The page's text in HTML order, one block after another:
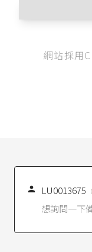
犯罪被害
必涉及刑
刑事訴訟
詞為之者
嫌疑者，
網站採用
 LU0013675
想詢問一下